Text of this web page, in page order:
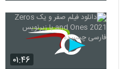
۰۱:۴۶